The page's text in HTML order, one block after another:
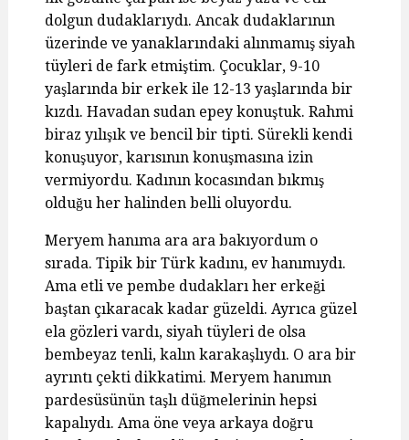
dolgun dudaklarıydı. Ancak dudaklarının
üzerinde ve yanaklarındaki alınmamış siyah
tüyleri de fark etmiştim. Çocuklar, 9-10
yaşlarında bir erkek ile 12-13 yaşlarında bir
kızdı. Havadan sudan epey konuştuk. Rahmi
biraz yılışık ve bencil bir tipti. Sürekli kendi
konuşuyor, karısının konuşmasına izin
vermiyordu. Kadının kocasından bıkmış
olduğu her halinden belli oluyordu.
Meryem hanıma ara ara bakıyordum o
sırada. Tipik bir Türk kadını, ev hanımıydı.
Ama etli ve pembe dudakları her erkeği
baştan çıkaracak kadar güzeldi. Ayrıca güzel
ela gözleri vardı, siyah tüyleri de olsa
bembeyaz tenli, kalın karakaşlıydı. O ara bir
ayrıntı çekti dikkatimi. Meryem hanımın
pardesüsünün taşlı düğmelerinin hepsi
kapalıydı. Ama öne veya arkaya doğru